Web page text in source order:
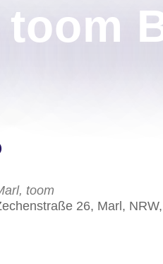
toom
toom
26, Marl,